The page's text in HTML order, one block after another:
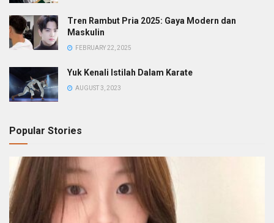
Tren Rambut Pria 2025: Gaya Modern dan
Maskulin
FEBRUARY 22, 2025
Yuk Kenali Istilah Dalam Karate
AUGUST 3, 2023
Popular Stories